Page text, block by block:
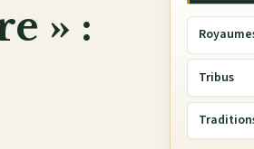
» :
Tribus